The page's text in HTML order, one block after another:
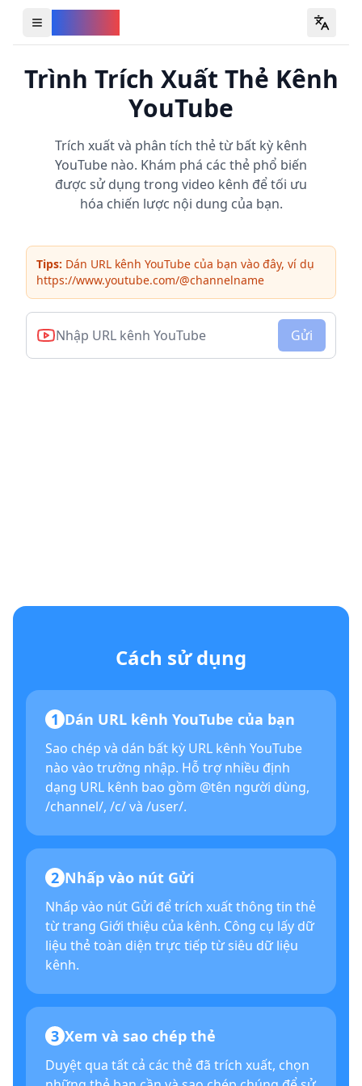
Open all YouTube tools
Trình Trích Xuất Thẻ Kênh
YouTube
Trích xuất và phân tích thẻ từ bất kỳ kênh
YouTube nào. Khám phá các thẻ phổ biến
được sử dụng trong video kênh để tối ưu
hóa chiến lược nội dung của bạn.
Tips: Dán URL kênh YouTube của bạn vào đây, ví dụ
https://www.youtube.com/@channelname
Gửi
Cách sử dụng
1 Dán URL kênh YouTube của bạn
Sao chép và dán bất kỳ URL kênh YouTube
nào vào trường nhập. Hỗ trợ nhiều định
dạng URL kênh bao gồm @tên người dùng,
/channel/, /c/ và /user/.
2 Nhấp vào nút Gửi
Nhấp vào nút Gửi để trích xuất thông tin thẻ
từ trang Giới thiệu của kênh. Công cụ lấy dữ
liệu thẻ toàn diện trực tiếp từ siêu dữ liệu
kênh.
3 Xem và sao chép thẻ
Duyệt qua tất cả các thẻ đã trích xuất, chọn